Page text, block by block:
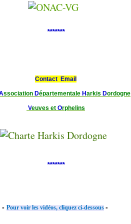
*******
Contact Email
ssociation Départementale Harkis Dordogne
Veuves et Orphelins
*******
- Pour voir les vidéos, cliquez ci-dessous -